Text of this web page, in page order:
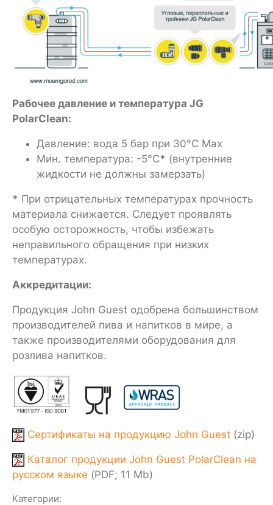
Рабочее давление и температура JG
PolarClean:
Давление: вода 5 бар при 30°C Max
Мин. температура: -5°C* (внутренние
жидкости не должны замерзать)
* При отрицательных температурах прочность
материала снижается. Следует проявлять
особую осторожность, чтобы избежать
неправильного обращения при низких
температурах.
Аккредитации:
Продукция John Guest одобрена большинством
производителей пива и напитков в мире, а
также производителями оборудования для
розлива напитков.
Сертификаты на продукцию John Guest (zip)
Каталог продукции John Guest PolarClean на
русском языке (PDF; 11 Mb)
Категории: